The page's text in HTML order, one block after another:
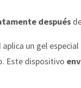
después
un gel
Este dispositivo